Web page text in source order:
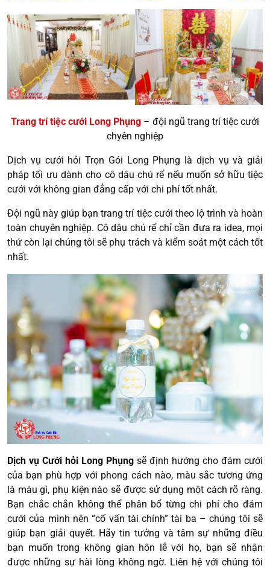
Trang trí tiệc cưới Long Phụng – đội ngũ trang trí tiệc cưới
chyên nghiệp
Dịch vụ cưới hỏi Trọn Gói Long Phụng là dịch vụ và giải
pháp tối ưu dành cho cô dâu chú rể nếu muốn sở hữu tiệc
cưới với không gian đẳng cấp với chi phí tốt nhất.
Đội ngũ này giúp bạn trang trí tiệc cưới theo lộ trình và hoàn
toàn chuyên nghiệp. Cô dâu chú rể chỉ cần đưa ra idea, mọi
thứ còn lại chúng tôi sẽ phụ trách và kiểm soát một cách tốt
nhất.
Dịch vụ Cưới hỏi Long Phụng sẽ định hướng cho đám cưới
của bạn phù hợp với phong cách nào, màu sắc tương ứng
là màu gì, phụ kiện nào sẽ được sử dụng một cách rõ ràng.
Bạn chắc chắn không thể phân bổ từng chi phí cho đám
cưới của mình nên “cố vấn tài chính” tài ba – chúng tôi sẽ
giúp bạn giải quyết. Hãy tin tưởng và tâm sự những điều
bạn muốn trong không gian hôn lễ với họ, bạn sẽ nhận
được những sự hài lòng không ngờ. Liên hệ với chúng tôi